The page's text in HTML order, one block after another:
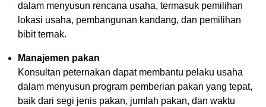
dalam menyusun rencana usaha, termasuk pemilihan
lokasi usaha, pembangunan kandang, dan pemilihan
bibit ternak.
Manajemen pakan
Konsultan peternakan dapat membantu pelaku usaha
dalam menyusun program pemberian pakan yang tepat,
baik dari segi jenis pakan, jumlah pakan, dan waktu